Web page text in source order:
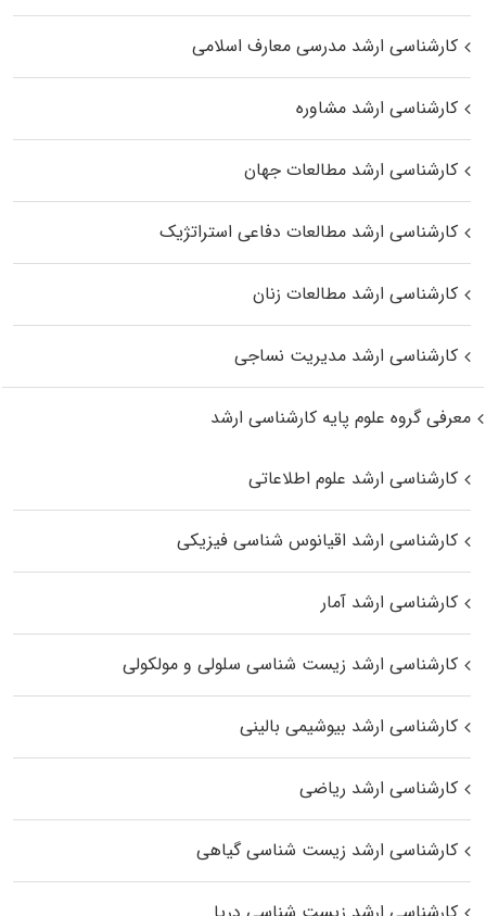
کارشناسی ارشد مدرسی معارف اسلامی
کارشناسی ارشد مشاوره
کارشناسی ارشد مطالعات جهان
کارشناسی ارشد مطالعات دفاعی استراتژیک
کارشناسی ارشد مطالعات زنان
کارشناسی ارشد مدیریت نساجی
معرفی گروه علوم پایه کارشناسی ارشد
کارشناسی ارشد علوم اطلاعاتی
کارشناسی ارشد اقیانوس‌ شناسی فیزیکی
کارشناسی ارشد آمار
کارشناسی ارشد زیست شناسی سلولی و مولکولی
کارشناسی ارشد بیوشیمی بالینی
کارشناسی ارشد ریاضی
کارشناسی ارشد زیست‌ شناسی گیاهی